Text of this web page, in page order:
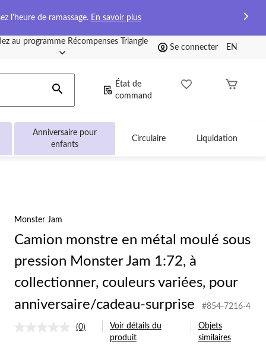
l'heure de ramassage. En savoir plus
au programme Récompenses Triangle
Se connecter EN
État de
command
Anniversaire pour
enfants
Circulaire Liquidation
Monster Jam
Camion monstre en métal moulé sous
pression Monster Jam 1:72, à
collectionner, couleurs variées, pour
anniversaire/cadeau-surprise
#854-7216-4
Aucune
(0)
Voir détails du
produit
Objets
similaires